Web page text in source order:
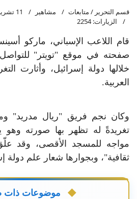
قسم التحرير / متابعات مشاهير
11 تشرين1/أكتوير 2017
الزيارات: 2254
قام اللاعب الإسباني، ماركو
صفحته في موقع "تويتر"
خلالها دولة إسرائيل، وأثارت
العربية.
وكان نجم فريق "ريال مدريد"
تغريدةً له تظهر بها صورته
مواجه للمسجد الأقصى، وقد علّق
ثقافية"، وبجوارها شعار علم دولة
موضوعات ذات